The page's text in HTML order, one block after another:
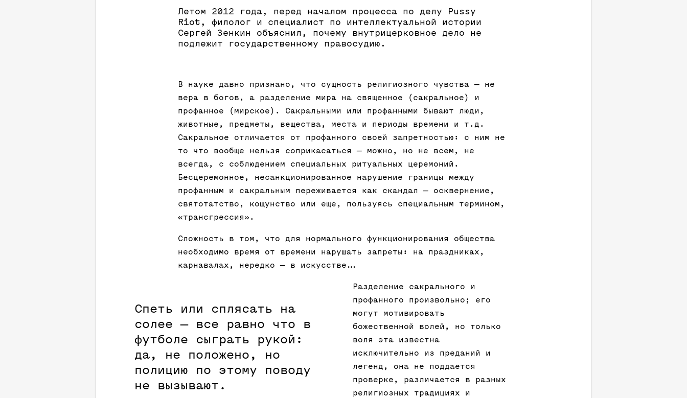
Летом 2012 года, перед началом процесса по делу Pussy
Riot, филолог и специалист по интеллектуальной истории
Сергей Зенкин объяснил, почему внутрицерковное дело не
подлежит государственному правосудию.
В науке давно признано, что сущность религиозного чувства — не
вера в богов, а разделение мира на священное (сакральное) и
профанное (мирское). Сакральными или профанными бывают люди,
животные, предметы, вещества, места и периоды времени и т.д.
Сакральное отличается от профанного своей запретностью: с ним не
то что вообще нельзя соприкасаться — можно, но не всем, не
всегда, с соблюдением специальных ритуальных церемоний.
Бесцеремонное, несанкционированное нарушение границы между
профанным и сакральным переживается как скандал — осквернение,
святотатство, кощунство или еще, пользуясь специальным термином,
«трансгрессия».
Сложность в том, что для нормального функционирования общества
необходимо время от времени нарушать запреты: на праздниках,
карнавалах, нередко — в искусстве…
Спеть или сплясать на
солее — все равно что в
футболе сыграть рукой:
да, не положено, но
полицию по этому поводу
не вызывают.
Разделение сакрального и
профанного произвольно; его
могут мотивировать
божественной волей, но только
воля эта известна
исключительно из преданий и
легенд, она не поддается
проверке, различается в разных
религиозных традициях и